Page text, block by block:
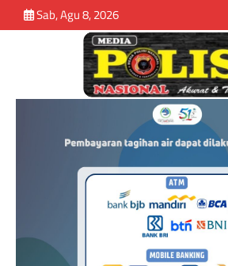
Sab, Agu 8, 2026